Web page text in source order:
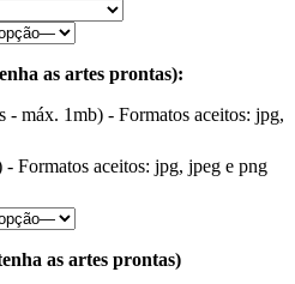
as artes prontas):
- máx. 1mb) - Formatos aceitos: jpg,
Formatos aceitos: jpg, jpeg e png
as artes prontas)